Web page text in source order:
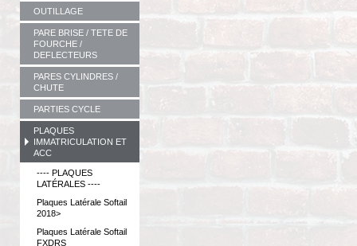
OUTILLAGE
PARE BRISE / TETE DE
FOURCHE /
DEFLECTEURS
PARES CYLINDRES /
CHUTE
PARTIES CYCLE
PLAQUES
IMMATRICULATION ET
ACC
---- PLAQUES
LATÉRALES ----
Plaques Latérale Softail
2018>
Plaques Latérale Softail
FXDRS